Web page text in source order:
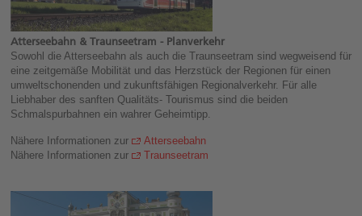
Atterseebahn & Traunseetram - Planverkehr
Sowohl die Atterseebahn als auch die Traunseetram sind wegweisend für
eine zeitgemäße Mobilität und das Herzstück der Regionen für einen
umweltschonenden und zukunftsfähigen Regionalverkehr. Für alle
Liebhaber des sanften Qualitäts- Tourismus sind die beiden
Schmalspurbahnen ein wahrer Geheimtipp.
Nähere Informationen zur
Atterseebahn
Nähere Informationen zur
Traunseetram